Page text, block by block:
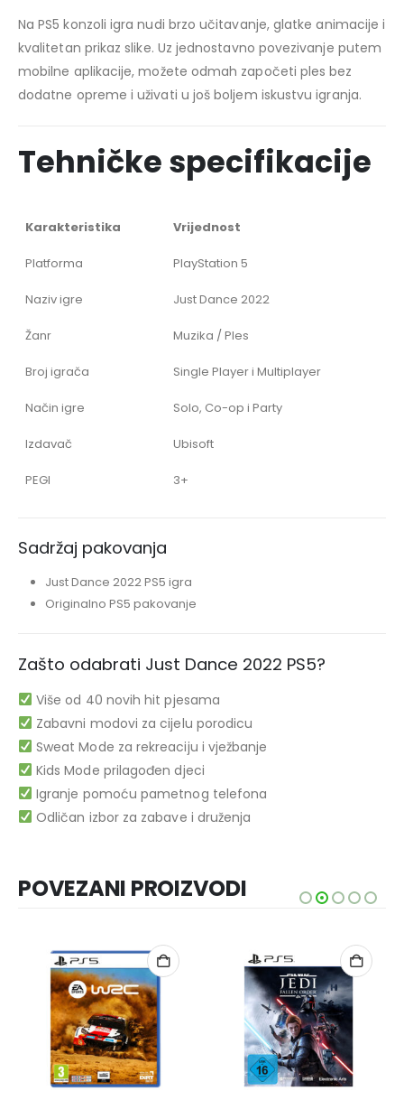
Na PS5 konzoli igra nudi brzo učitavanje, glatke animacije i
kvalitetan prikaz slike. Uz jednostavno povezivanje putem
mobilne aplikacije, možete odmah započeti ples bez
dodatne opreme i uživati u još boljem iskustvu igranja.
Tehničke specifikacije
Karakteristika Vrijednost
Platforma PlayStation 5
Naziv igre Just Dance 2022
Žanr Muzika / Ples
Broj igrača Single Player i Multiplayer
Način igre Solo, Co-op i Party
Izdavač Ubisoft
PEGI 3+
Sadržaj pakovanja
Just Dance 2022 PS5 igra
Originalno PS5 pakovanje
Zašto odabrati Just Dance 2022 PS5?
Više od 40 novih hit pjesama
Zabavni modovi za cijelu porodicu
Sweat Mode za rekreaciju i vježbanje
Kids Mode prilagođen djeci
Igranje pomoću pametnog telefona
Odličan izbor za zabave i druženja
POVEZANI PROIZVODI